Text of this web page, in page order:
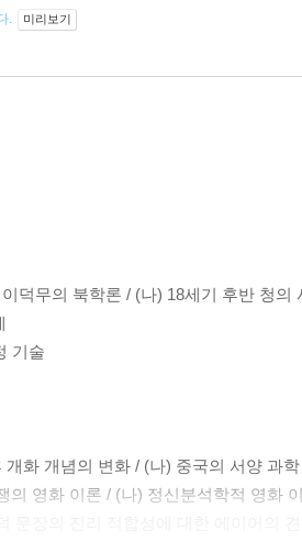
. 미리보기
덕무의 북학론 / (나) 18세기 후반 청의
기술
화 개념의 변화 / (나) 중국의 서양 과
의 영화 이론 / (나) 정신분석학적 영화